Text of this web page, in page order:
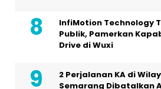
InfiMotion Technology
Publik, Pamerkan
Drive di Wuxi
2 Perjalanan KA di
Semarang Dibatalkan